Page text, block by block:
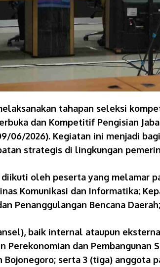
tahapan seleksi
dan Kompetitif Pengisian
06/2026). Kegiatan ini menjadi
strategis di lingkungan
oleh peserta yang melamar
Komunikasi dan Informatika;
Penanggulangan Bencana
baik internal ataupun
Perekonomian dan Pembangunan
Bojonegoro; serta 3 (tiga)